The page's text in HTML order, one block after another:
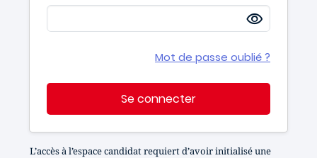
Mot de passe oublié ?
Se connecter
L’accès à l’espace candidat requiert d’avoir initialisé une